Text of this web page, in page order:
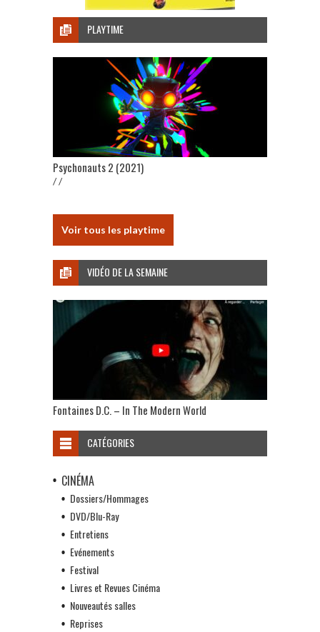
PLAYTIME
Psychonauts 2 (2021)
/ /
Voir tous les playtime
VIDÉO DE LA SEMAINE
Fontaines D.C. – In The Modern World
CATÉGORIES
CINÉMA
Dossiers/Hommages
DVD/Blu-Ray
Entretiens
Evénements
Festival
Livres et Revues Cinéma
Nouveautés salles
Reprises